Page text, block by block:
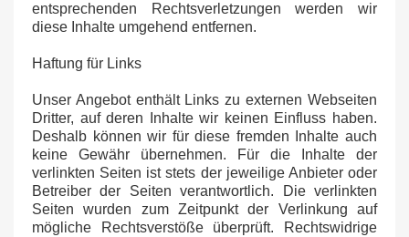
entsprechenden Rechtsverletzungen werden wir
diese Inhalte umgehend entfernen.
Haftung für Links
Unser Angebot enthält Links zu externen Webseiten
Dritter, auf deren Inhalte wir keinen Einfluss haben.
Deshalb können wir für diese fremden Inhalte auch
keine Gewähr übernehmen. Für die Inhalte der
verlinkten Seiten ist stets der jeweilige Anbieter oder
Betreiber der Seiten verantwortlich. Die verlinkten
Seiten wurden zum Zeitpunkt der Verlinkung auf
mögliche Rechtsverstöße überprüft. Rechtswidrige